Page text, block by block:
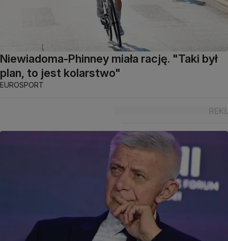
Niewiadoma-Phinney miała rację. "Taki był
plan, to jest kolarstwo"
EUROSPORT